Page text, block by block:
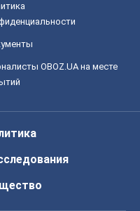
OBOZ.UA на месте